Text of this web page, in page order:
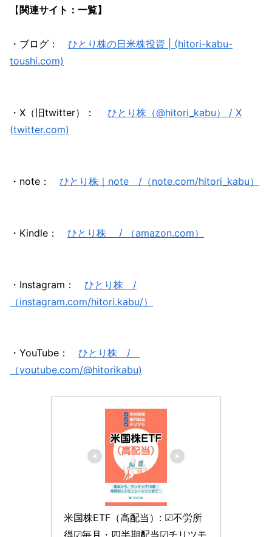
【関連サイト：一覧】
・ブログ： ひとり株の日米株投資 | (hitori-kabu-
toushi.com)
・X（旧twitter）： ひとり株（@hitori_kabu） / X
(twitter.com)
・note： ひとり株｜note /（note.com/hitori_kabu）
・Kindle： ひとり株 / （amazon.com）
・Instagram： ひとり株 /
（instagram.com/hitori.kabu/）
・YouTube： ひとり株 /
（youtube.com/@hitorikabu)
米国株ETF（高配当）: ☑不労所